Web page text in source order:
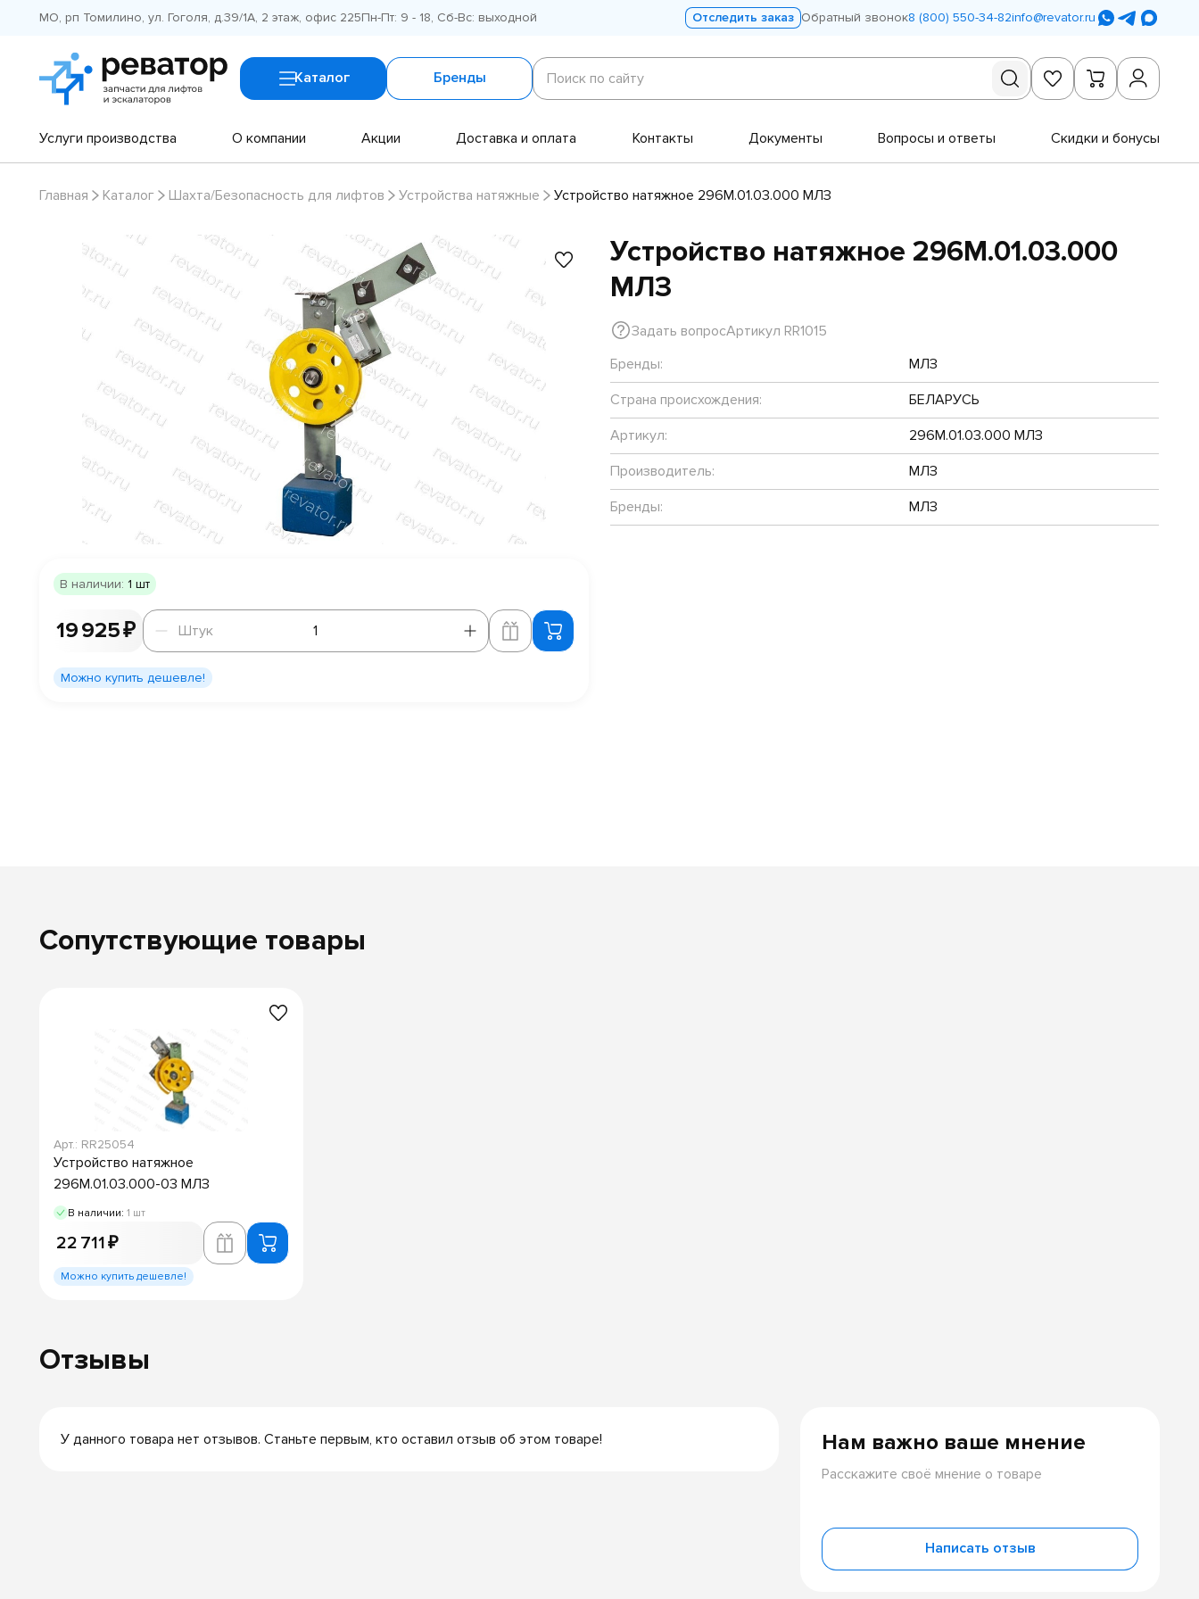
МО, рп Томилино, ул. Гоголя, д.39/1А, 2 этаж, офис 225Пн-Пт: 9 - 18, Сб-Вс: выходной Отследить заказ Обратный звонок8 (800) 550-34-82info@revator.ru
Каталог Бренды
Поиск
по
сайту
Поиск по сайту
Услуги производства О компании Акции Доставка и оплата Контакты Документы Вопросы и ответы Скидки и бонусы
Главная Каталог Шахта/Безопасность для лифтов Устройства натяжные Устройство натяжное 296М.01.03.000 МЛЗ
Устройство натяжное 296М.01.03.000
МЛЗ
Задать вопросАртикул RR1015
В наличии: 1 шт
19 925 ₽
Штук
Штук
Можно купить дешевле!
Бренды:
МЛЗ
Страна происхождения:
БЕЛАРУСЬ
Артикул:
296М.01.03.000 МЛЗ
Производитель:
МЛЗ
Бренды:
МЛЗ
Сопутствующие товары
Арт.: RR25054
Устройство натяжное
296М.01.03.000-03 МЛЗ
В наличии: 1 шт
22 711 ₽
Можно купить дешевле!
Отзывы
У данного товара нет отзывов. Станьте первым, кто оставил отзыв об этом товаре! Нам важно ваше мнение
Расскажите своё мнение о товаре
Написать отзыв